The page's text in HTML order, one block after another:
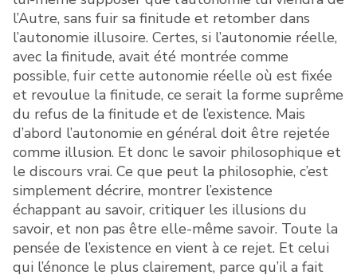
l’Autre, sans fuir sa finitude et retomber dans
l’autonomie illusoire. Certes, si l’autonomie réelle,
avec la finitude, avait été montrée comme
possible, fuir cette autonomie réelle où est fixée
et revoulue la finitude, ce serait la forme suprême
du refus de la finitude et de l’existence. Mais
d’abord l’autonomie en général doit être rejetée
comme illusion. Et donc le savoir philosophique et
le discours vrai. Ce que peut la philosophie, c’est
simplement décrire, montrer l’existence
échappant au savoir, critiquer les illusions du
savoir, et non pas être elle-même savoir. Toute la
pensée de l’existence en vient à ce rejet. Et celui
qui l’énonce le plus clairement, parce qu’il a fait